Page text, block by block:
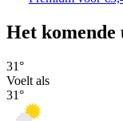
Het komende
31°
Voelt als
31°